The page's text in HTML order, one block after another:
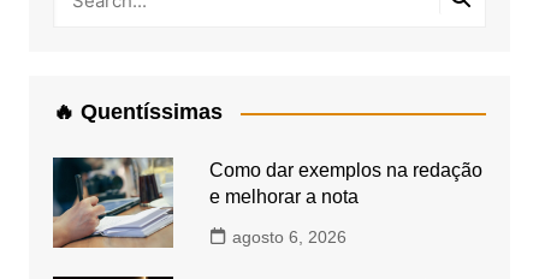
🔥 Quentíssimas
Como dar exemplos na redação
e melhorar a nota
agosto 6, 2026